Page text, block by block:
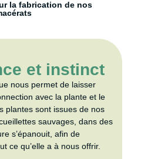
la fabrication de nos
et instinct
nous permet de laisser
avec la plante et le
plantes sont issues de nos
sauvages, dans des
s’épanouit, afin de
ce qu’elle a à nous offrir.